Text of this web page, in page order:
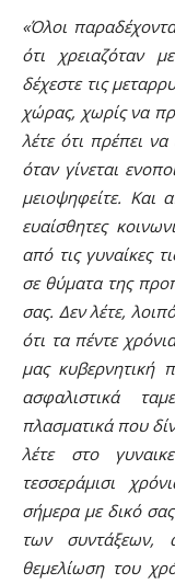
«Όλοι
ότι χρειαζόταν
δέχεστε τις
χώρας, χωρίς να
λέτε ότι πρέπει
όταν γίνεται
μειοψηφείτε. Και
ευαίσθητες
από τις γυναίκες
σε θύματα της
σας. Δεν λέτε,
ότι τα πέντε
μας κυβερνητική
ασφαλιστικά
πλασματικά που
λέτε στο
τεσσεράμισι
σήμερα με δικό
των συντάξεων,
θεμελίωση του